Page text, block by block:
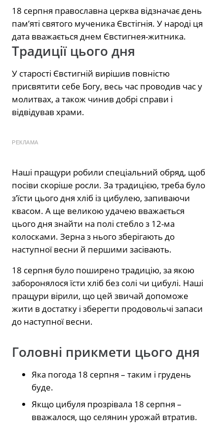
18 серпня православна церква відзначає день
пам’яті святого мученика Євстігнія. У народі ця
дата вважається днем Євстигнея-житника.
Традиції цього дня
У старості Євстигній вирішив повністю
присвятити себе Богу, весь час проводив час у
молитвах, а також чинив добрі справи і
відвідував храми.
РЕКЛАМА
Наші пращури робили спеціальний обряд, щоб
посіви скоріше росли. За традицією, треба було
з’їсти цього дня хліб із цибулею, запиваючи
квасом. А ще великою удачею вважається
цього дня знайти на полі стебло з 12-ма
колосками. Зерна з нього зберігають до
наступної весни й першими засівають.
18 серпня було поширено традицію, за якою
заборонялося їсти хліб без солі чи цибулі. Наші
пращури вірили, що цей звичай допоможе
жити в достатку і зберегти продовольчі запаси
до наступної весни.
Головні прикмети цього дня
Яка погода 18 серпня – таким і грудень
буде.
Якщо цибуля прозрівала 18 серпня –
вважалося, що селянин урожай втратив.